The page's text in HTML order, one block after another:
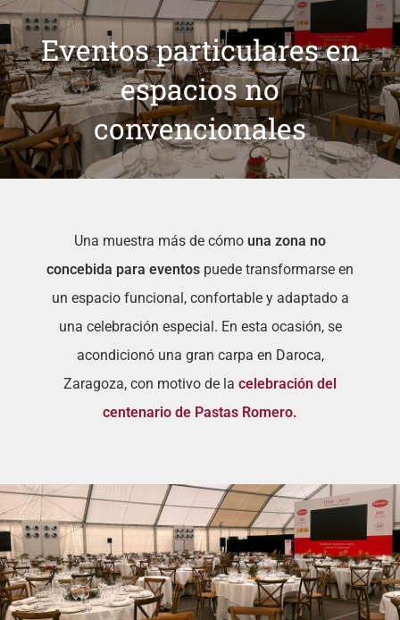
Eventos particulares en
espacios no
convencionales
Una muestra más de cómo una zona no
concebida para eventos puede transformarse en
un espacio funcional, confortable y adaptado a
una celebración especial. En esta ocasión, se
acondicionó una gran carpa en Daroca,
Zaragoza, con motivo de la celebración del
centenario de Pastas Romero.